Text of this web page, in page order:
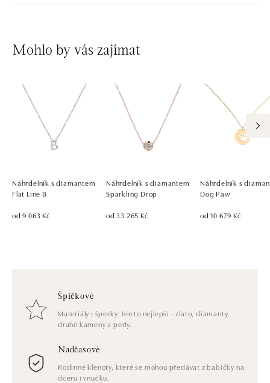
Mohlo by vás zajímat
Náhrdelník s diamantem
Flat Line B
od 9 063 Kč
Náhrdelník s diamantem
Sparkling Drop
od 33 265 Kč
Náhrdelník s
Dog Paw
od 10 679 Kč
Špičkové
Materiály i šperky. Jen to nejlepší - zlato, diamanty,
drahé kameny a perly.
Nadčasové
Rodinné klenoty, které se mohou předávat z babičky na
dceru i vnučku.